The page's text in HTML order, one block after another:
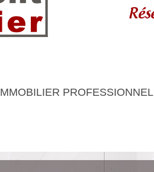
IMMOBILIER PROFESSIONNEL